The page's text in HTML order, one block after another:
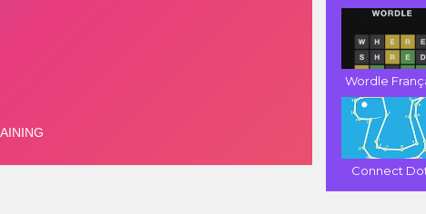
Wordle
Connect